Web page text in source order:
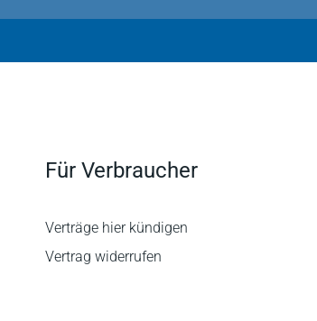
ohne große Brüche
Für Verbraucher
Verträge hier kündigen
Vertrag widerrufen